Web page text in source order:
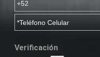
Verificación